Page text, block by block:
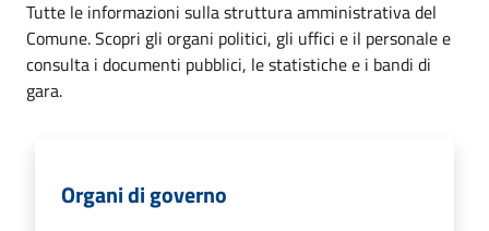
Tutte le informazioni sulla struttura amministrativa del
Comune. Scopri gli organi politici, gli uffici e il personale e
consulta i documenti pubblici, le statistiche e i bandi di
gara.
Organi di governo